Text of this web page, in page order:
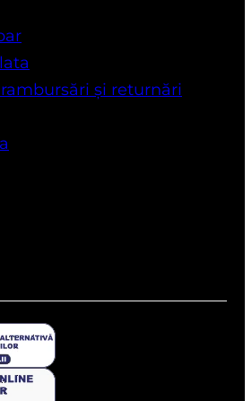
și returnări